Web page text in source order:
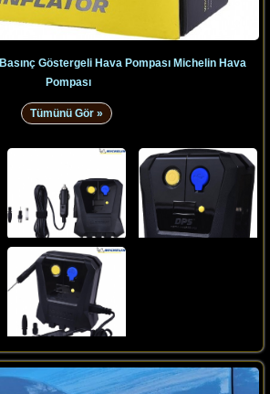
Göstergeli Hava Pompası Michelin Hava
Pompası
Tümünü Gör »